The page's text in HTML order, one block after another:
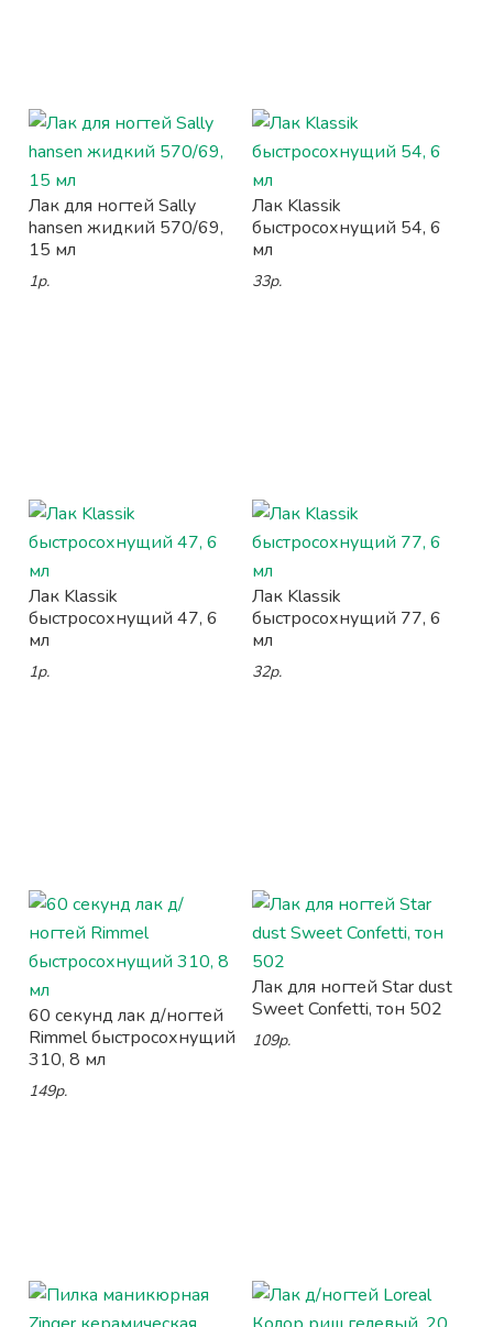
Лак для ногтей Sally
hansen жидкий 570/69,
15 мл
1р.
Лак Klassik
быстросохнущий 54, 6
мл
33р.
Лак Klassik
быстросохнущий 47, 6
мл
1р.
Лак Klassik
быстросохнущий 77, 6
мл
32р.
60 секунд лак д/ногтей
Rimmel быстросохнущий
310, 8 мл
149р.
Лак для ногтей Star dust
Sweet Confetti, тон 502
109р.